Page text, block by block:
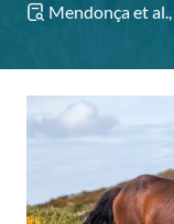
Mendonça et